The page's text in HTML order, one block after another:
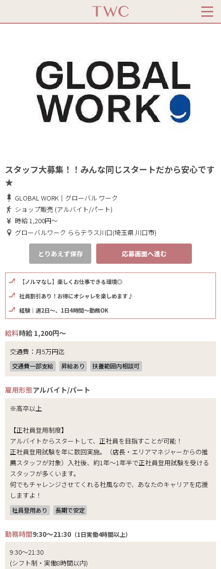
スタッフ大募集！！みんな同じスタートだから安心です
★
GLOBAL WORK｜グローバル ワーク
ショップ販売 (アルバイト/パート)
時給 1,200円～
グローバルワーク ららテラス川口(埼玉県 川口市)
とりあえず保存 応募画面へ進む
【ノルマなし】楽しくお仕事できる環境◎
社員割引あり！お得にオシャレを楽しめます♪
経験｜週2日～、1日4時間～勤務OK
給料時給 1,200円～
交通費：月5万円迄
交通費一部支給 昇給あり 扶養範囲内相談可
雇用形態アルバイト/パート
※高卒以上
【正社員登用制度】
アルバイトからスタートして、正社員を目指すことが可能！
正社員登用試験を年に数回実施。（店長・エリアマネジャーからの推
薦スタッフが対象）入社後、約1年～1年半で正社員登用試験を受ける
スタッフが多くいます。
何でもチャレンジさせてくれる社風なので、あなたのキャリアを応援
しますよ！
社員登用あり 長期で安定
勤務時間9:30～21:30 （1日実働4時間以上）
9:30～21:30
(シフト制・実働8時間以内)